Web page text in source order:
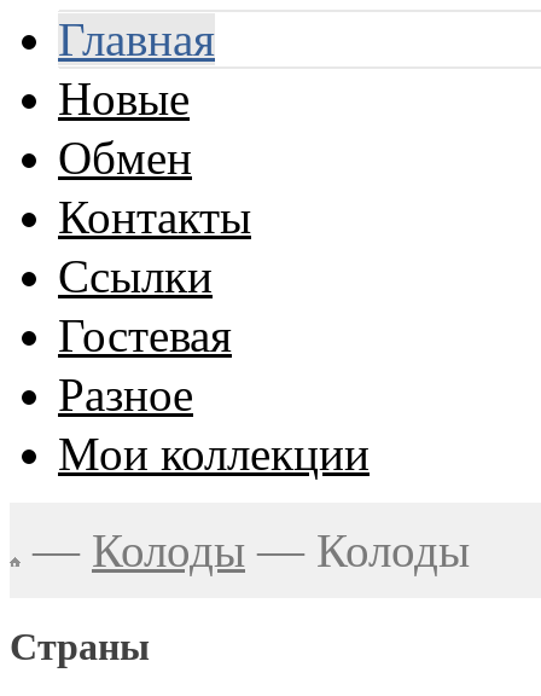
Главная
Новые
Обмен
Контакты
Ссылки
Гостевая
Разное
Мои коллекции
— Колоды — Колоды
Страны